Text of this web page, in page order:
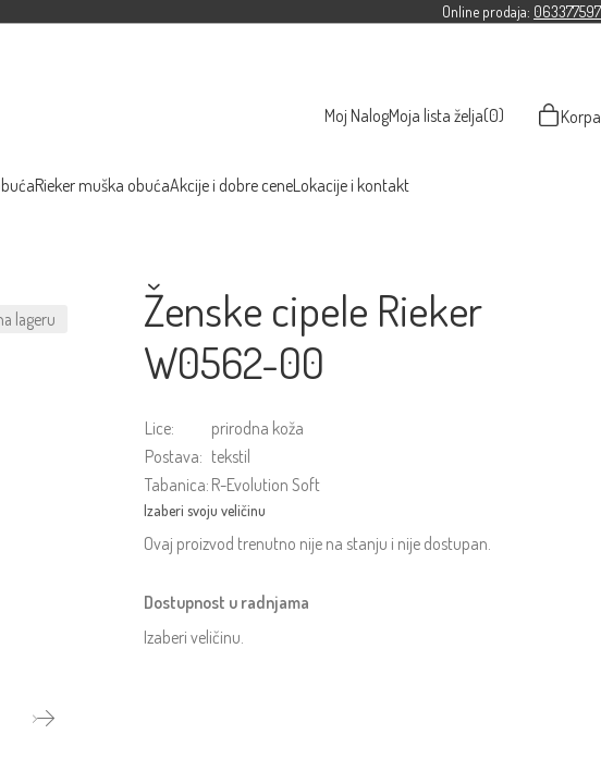
Online prodaja: 063377597
Moj NalogMoja lista želja(0) Korpa
Rieker muška obućaAkcije i dobre ceneLokacije i kontakt
lageru
Ženske cipele Rieker
W0562-00
Lice:
prirodna koža
Postava: tekstil
Tabanica: R-Evolution Soft
Ovaj proizvod trenutno nije na stanju i nije dostupan.
Dostupnost u radnjama
Izaberi veličinu.